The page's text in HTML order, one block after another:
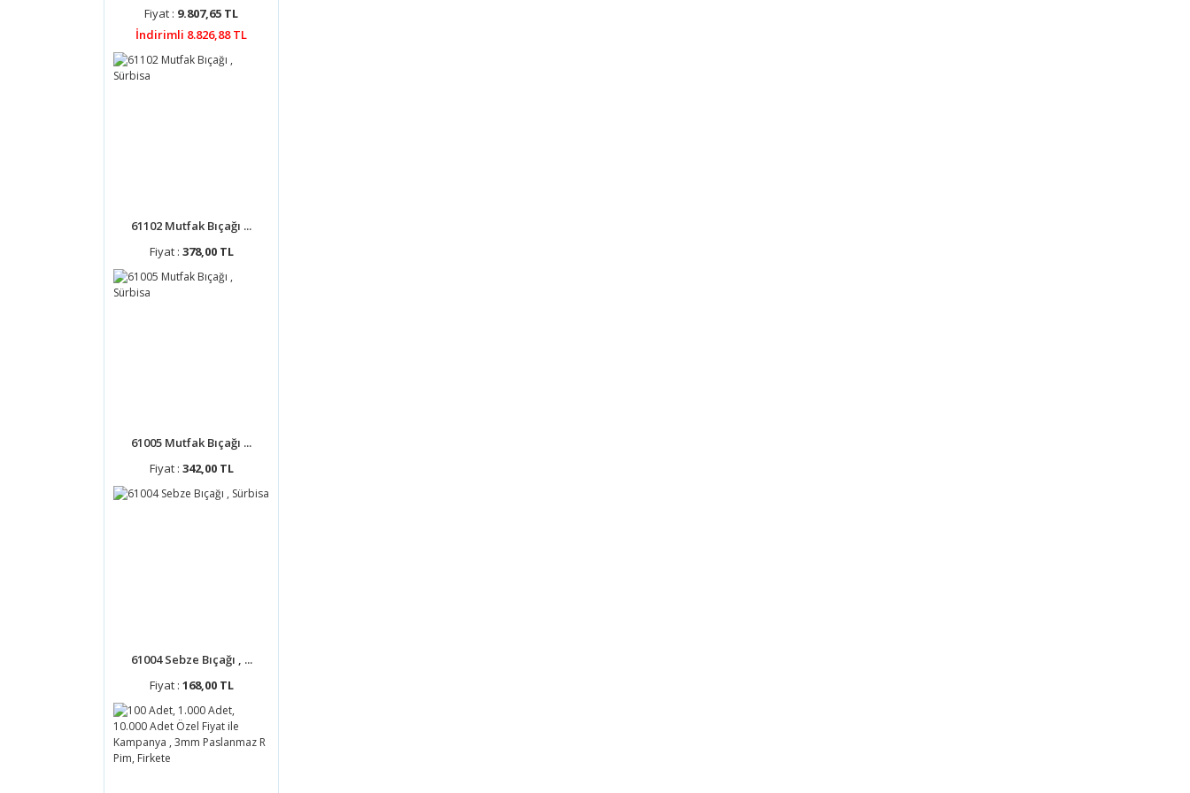
Fiyat : 9.807,65 TL
İndirimli 8.826,88 TL
61102 Mutfak Bıçağı ...
Fiyat : 378,00 TL
61005 Mutfak Bıçağı ...
Fiyat : 342,00 TL
61004 Sebze Bıçağı , ...
Fiyat : 168,00 TL